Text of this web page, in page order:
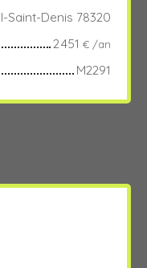
Saint-Denis 78320
2 451 € /an
M2291